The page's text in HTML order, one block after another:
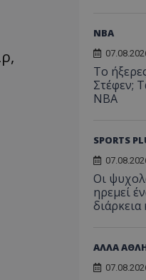
NBA
Το
Στέφεν;
NBA
SPORTS
Οι
ηρεμεί
διάρκεια
ΑΛΛΑ